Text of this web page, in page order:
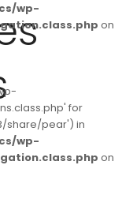
wp-
on
for
share/pear') in
wp-
on